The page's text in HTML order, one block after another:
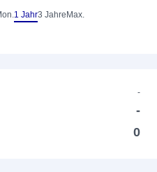
1 Jahr3 Jahre Max.
-
-
0